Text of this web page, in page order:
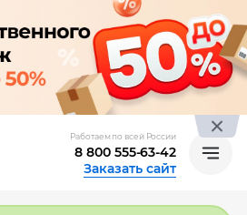
Работаем по всей России
8 800 555-63-42
Заказать сайт